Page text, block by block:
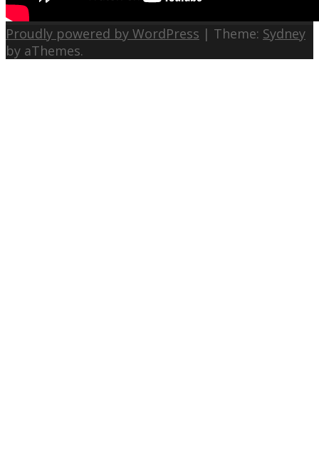
Proudly powered by WordPress | Theme: Sydney
by aThemes.